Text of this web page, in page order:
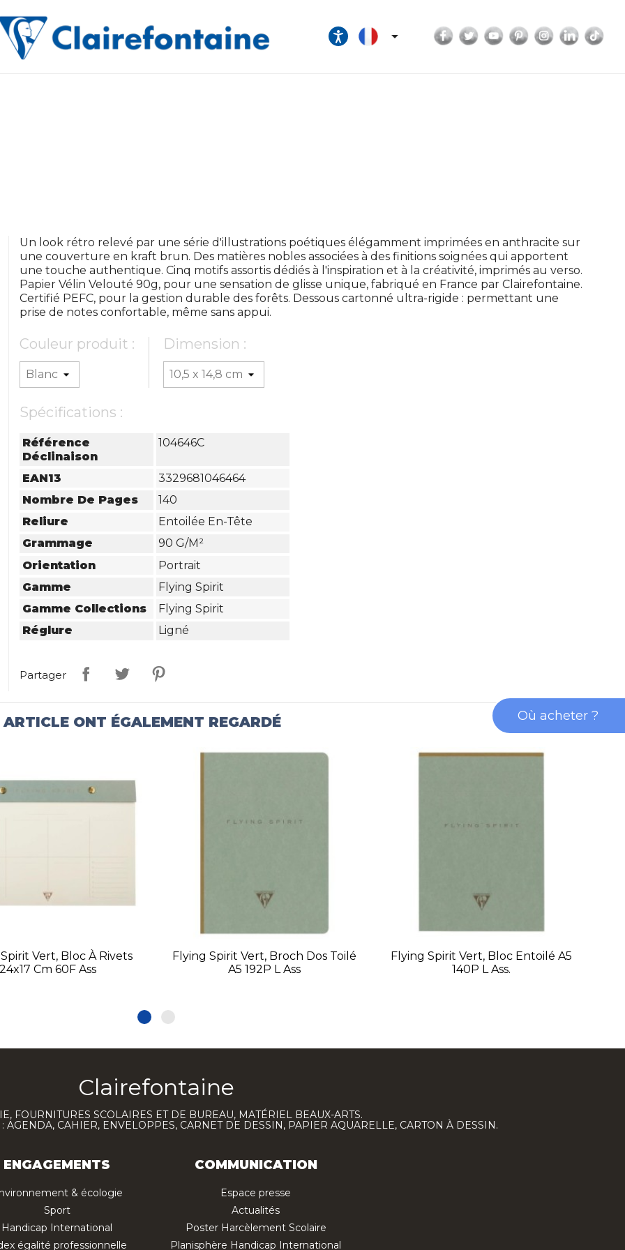
 Facebook
TwitterYouTubePinterestInstagram
Un look rétro relevé par une série d'illustrations poétiques élégamment imprimées en anthracite sur
une couverture en kraft brun. Des matières nobles associées à des finitions soignées qui apportent
une touche authentique. Cinq motifs assortis dédiés à l'inspiration et à la créativité, imprimés au verso.
Papier Vélin Velouté 90g, pour une sensation de glisse unique, fabriqué en France par Clairefontaine.
Certifié PEFC, pour la gestion durable des forêts. Dessous cartonné ultra-rigide : permettant une
prise de notes confortable, même sans appui.
Couleur produit : Dimension :
Spécifications :
Référence
Déclinaison
104646C
EAN13
3329681046464
Nombre De Pages
140
Reliure
Entoilée En-Tête
Grammage
90 G/m²
Orientation
Portrait
Gamme
Flying Spirit
Gamme Collections
Flying Spirit
Réglure
Ligné
Partager
ONT ÉGALEMENT REGARDÉ
Vert, Bloc À Rivets
24x17 Cm 60F Ass
Flying Spirit Vert, Broch Dos Toilé
A5 192P L Ass
Flying Spirit Vert, Bloc Entoilé A5
140P L Ass.
Clairefontaine
FOURNITURES SCOLAIRES ET DE BUREAU, MATÉRIEL BEAUX-ARTS.
AGENDA, CAHIER, ENVELOPPES, CARNET DE DESSIN, PAPIER AQUARELLE, CARTON À DESSIN.
ENGAGEMENTS
& écologie
Sport
Handicap International
égalité professionnelle
COMMUNICATION
Espace presse
Actualités
Poster Harcèlement Scolaire
Planisphère Handicap International
Où acheter ?